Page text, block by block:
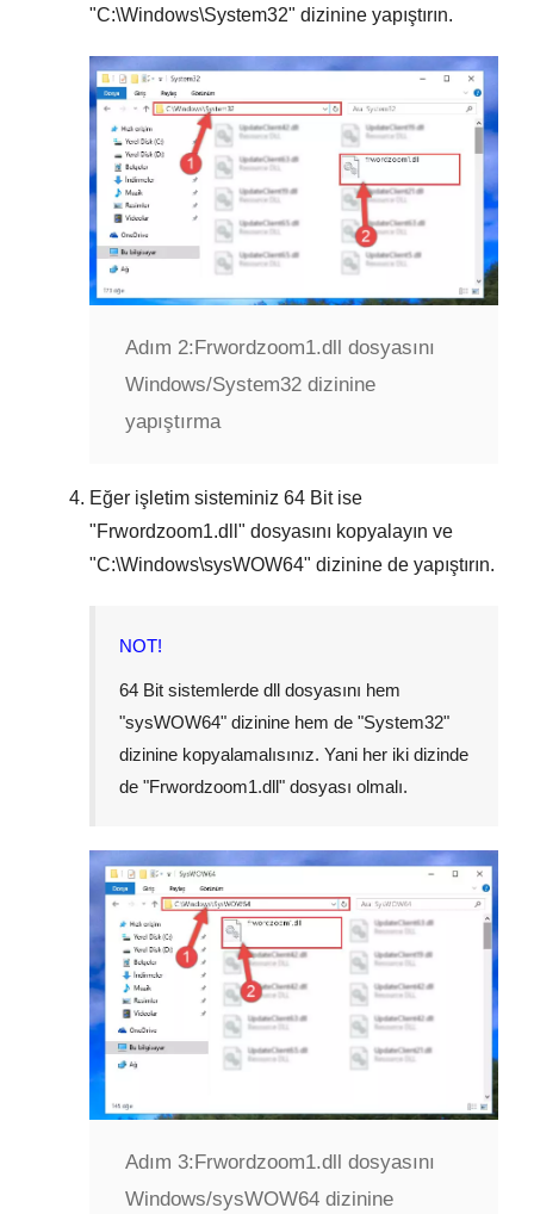
"C:\Windows\System32" dizinine yapıştırın.
Adım 2:Frwordzoom1.dll dosyasını
Windows/System32 dizinine
yapıştırma
Eğer işletim sisteminiz 64 Bitise
"Frwordzoom1.dll " dosyasını kopyalayın ve
"C:\Windows\sysWOW64" dizinine de yapıştırın.
NOT!
64 Bit sistemlerde dll dosyasını hem
"sysWOW64" dizinine hem de "System32"
dizinine kopyalamalısınız. Yani her iki dizinde
de "Frwordzoom1.dll" dosyası olmalı.
Adım 3:Frwordzoom1.dll dosyasını
Windows/sysWOW64 dizinine